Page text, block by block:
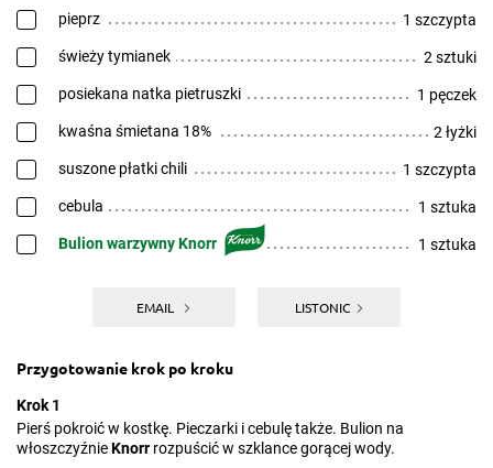
pieprz 1 szczypta
świeży tymianek 2 sztuki
posiekana natka pietruszki 1 pęczek
kwaśna śmietana 18% 2 łyżki
suszone płatki chili 1 szczypta
cebula 1 sztuka
Bulion warzywny Knorr 1 sztuka
EMAIL LISTONIC
Przygotowanie krok po kroku
Krok 1
Pierś pokroić w kostkę. Pieczarki i cebulę także. Bulion na
włoszczyźnieKnorr rozpuścić w szklance gorącej wody.